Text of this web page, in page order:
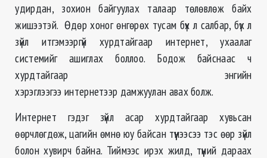
удирдан, зохион байгуулах талаар төлөвлөж байх
жишээтэй. Өдөр хоног өнгөрөх тусам бүх л салбар, бүх л
зүйл итгэмээргүй хурдтайгаар интернет, ухаалаг
системийг ашиглах боллоо. Бодож байснаас ч
хурдтайгаар энгийн
хэрэглээгээ интернетээр дамжуулан авах болж.
Интернет гэдэг зүйл асар хурдтайгаар хувьсан
өөрчлөгдөж, цагийн өмнө юу байсан түүнээсээ тэс өөр зүйл
болон хувирч байна. Тиймээс ирэх жилд, түүний дараах